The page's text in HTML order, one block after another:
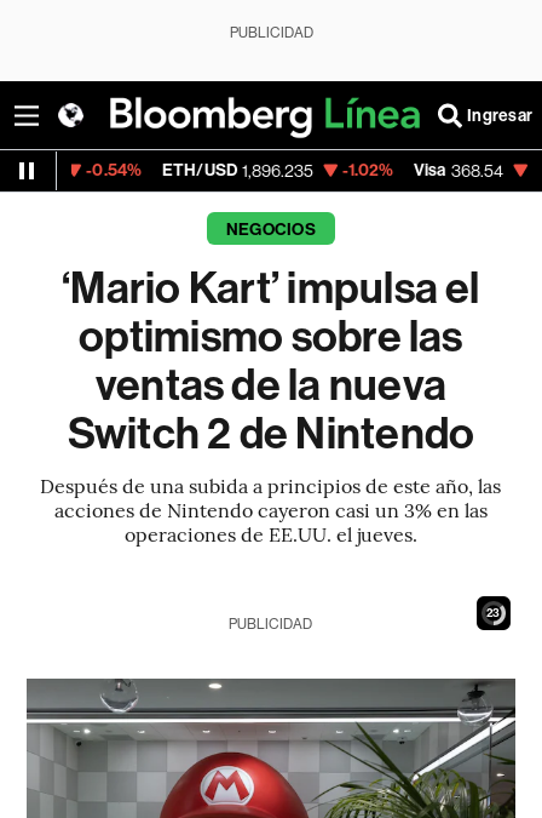
PUBLICIDAD
Ingresar
ETH/USD 1,896.235 -1.02% Visa 368.54 -0.28%
NEGOCIOS
‘Mario Kart’ impulsa el
optimismo sobre las
ventas de la nueva
Switch 2 de Nintendo
Después de una subida a principios de este año, las
acciones de Nintendo cayeron casi un 3% en las
operaciones de EE.UU. el jueves.
22
PUBLICIDAD